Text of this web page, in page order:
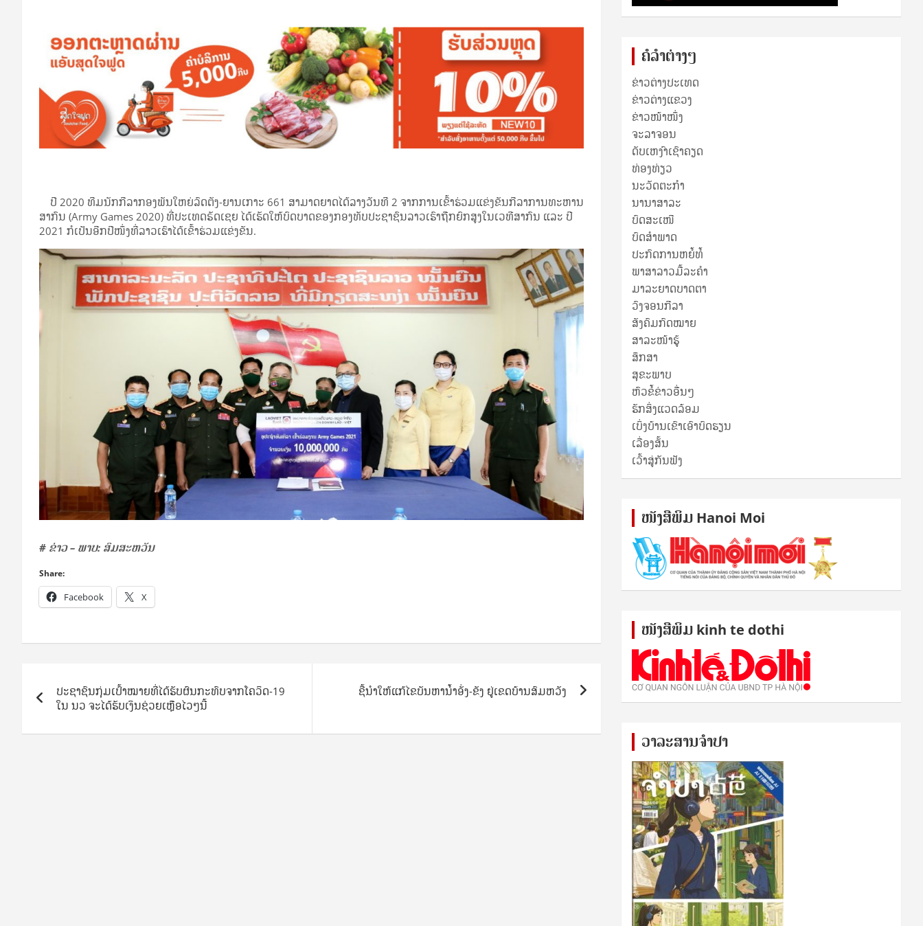
ປີ 2020 ທີມນັກກີລາກອງພັນໃຫຍ່ລົດຕັງ-ຍານເກາະ 661 ສາມາດຍາດໄດ້ລາງວັນທີ 2 ຈາກການເຂົ້າຮ່ວມແຂ່ງຂັນກີລາການທະຫານ
ສາກົນ (Army Games 2020) ທີ່ປະເທດຣັດເຊຍ ໄດ້ເຮັດໃຫ້ບົດບາດຂອງກອງທັບປະຊາຊົນລາວເຮົາຖືກຍົກສູງໃນເວທີສາກົນ ແລະ ປີ
2021 ກໍເປັນອີກປີໜຶ່ງທີ່ລາວເຮົາໄດ້ເຂົ້າຮ່ວມແຂ່ງຂັນ.
# ຂ່າວ – ພາບ: ສົມສະຫວັນ
Share:
Facebook X
navigation
ປະຊາຊົນກຸ່ມເປົ້າໝາຍທີ່ໄດ້ຮັບຜົນກະທົບຈາກໂຄວິດ-19
ໃນ ນວ ຈະໄດ້ຮັບເງິນຊ່ວຍເຫຼືອໄວໆນີ້
ຊີ້​ນຳ​ໃຫ້​ແກ້​ໄຂບັນ​ຫາ​ນ້ຳ​ອັ່ງ​-ຂັງ ຢູ່​ເຂດ​ບ້ານ​ສົມ​ຫວັງ​
ຄໍລຳຕ່າງໆ
ຂ່າວຕ່າງປະເທດ
ຂ່າວ​ຕ່າງ​ແຂວງ
ຂ່າວໜ້າໜຶ່ງ
ຈະລາຈອນ
ດັບເຫງົາເຊົາຄຽດ
ທ່ອງທ່ຽວ
ນະວັດຕະກໍາ
ນານາສາລະ
ບົດສະເໜີ
ບົດສໍາພາດ
ປະກົດການຫຍໍ້ທໍ້
ພາສາລາວມື້ລະຄຳ
ມາລະຍາດບາດຕາ
ວົງຈອນກີລາ
ສັງຄົມກົດໝາຍ
ສາລະໜ້າຮູ້
ສຶກສາ
ສຸ​ຂະ​ພາບ
ຫົວຂໍ້ຂ່າວອື່ນໆ
ຮັກສິ່ງແວດລ້ອມ
ເບິ່ງບ້ານເຂົາເອົາບົດຮຽນ
ເລື່ອງສັ້ນ
ເວົ້າສູ່ກັນຟັງ
ໜັງ​ສື​ພິມ Hanoi Moi
ໜັງ​ສື​ພິມ kinh te dothi
ວາລະສານຈຳປາ